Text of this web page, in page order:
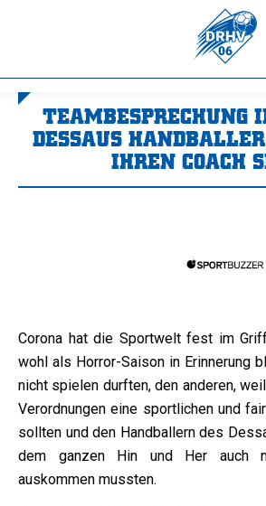
TEAMBESPRECHUNG
DESSAUS
IHREN COACH
Corona hat die Sportwelt fest im
wohl als Horror-Saison in Erinnerung
nicht spielen durften, den anderen,
Verordnungen eine sportlichen und
sollten und den Handballern des
dem ganzen Hin und Her auch
auskommen mussten.